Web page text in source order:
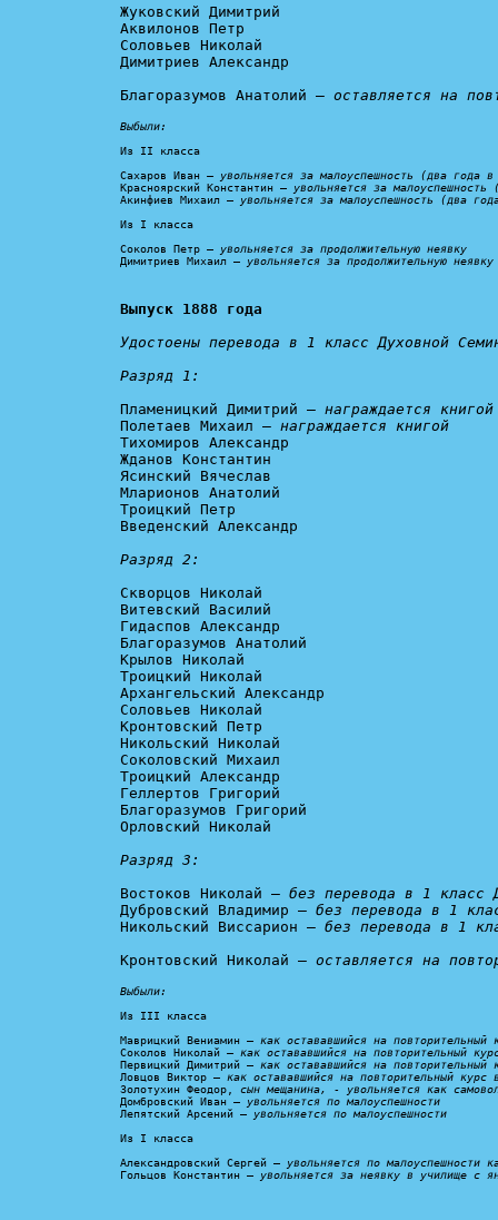
Жуковский Димитрий
Аквилонов Петр
Соловьев Николай
Димитриев Александр
Благоразумов Анатолий – оставляется на
Выбыли:
Из II класса
Сахаров Иван – увольняется за малоуспешность (два года
Красноярский Константин – увольняется за
Акинфиев Михаил – увольняется за малоуспешность (два
Из I класса
Соколов Петр – увольняется за продолжительную неявку
Димитриев Михаил – увольняется за продолжительную неявку
Выпуск 1888 года
Удостоены перевода в 1 класс Духовной
Разряд 1:
Пламеницкий Димитрий – награждается книгой
Полетаев Михаил – награждается книгой
Тихомиров Александр
Жданов Константин
Ясинский Вячеслав
Мларионов Анатолий
Троицкий Петр
Введенский Александр
Разряд 2:
Скворцов Николай
Витевский Василий
Гидаспов Александр
Благоразумов Анатолий
Крылов Николай
Троицкий Николай
Архангельский Александр
Соловьев Николай
Кронтовский Петр
Никольский Николай
Соколовский Михаил
Троицкий Александр
Геллертов Григорий
Благоразумов Григорий
Орловский Николай
Разряд 3:
Востоков Николай – без перевода в 1 класс
Дубровский Владимир – без перевода в 1
Никольский Виссарион – без перевода в 1
Кронтовский Николай – оставляется на
Выбыли:
Из III класса
Маврицкий Вениамин – как остававшийся на
Соколов Николай – как остававшийся на повторительный
Первицкий Димитрий – как остававшийся на
Ловцов Виктор – как остававшийся на повторительный
Золотухин Феодор, сын мещанина, - увольняется как
Домбровский Иван – увольняется по малоуспешности
Лепятский Арсений – увольняется по малоуспешности
Из I класса
Александровский Сергей – увольняется по малоуспешности
Гольцов Константин – увольняется за неявку в училище с